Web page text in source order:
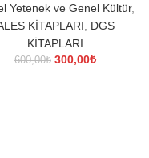
Yetenek ve Genel Kültür,
KİTAPLARI
DGS
KİTAPLARI
600,00₺ Orijinal
300,00₺Şu